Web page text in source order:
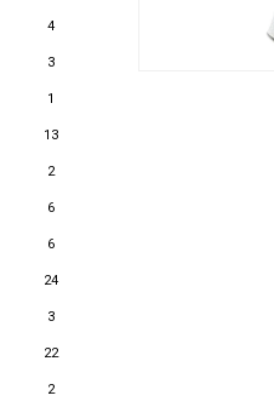
4
3
1
13
2
6
6
24
3
22
2